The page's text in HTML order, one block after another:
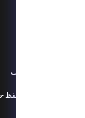
رسانه آسیاب
نقشه سایت